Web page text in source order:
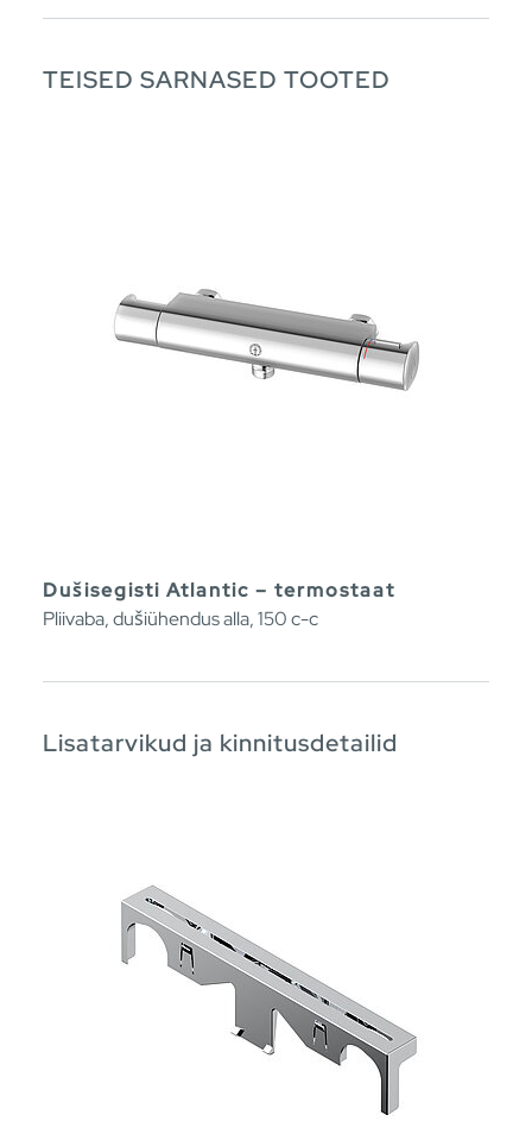
TEISED SARNASED TOOTED
Dušisegisti Atlantic – termostaat
Pliivaba, dušiühendus alla, 150 c-c
Lisatarvikud ja kinnitusdetailid